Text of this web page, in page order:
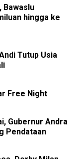
Bawaslu
hingga ke
Tutup Usia
Free Night
Gubernur Andra
Pendataan